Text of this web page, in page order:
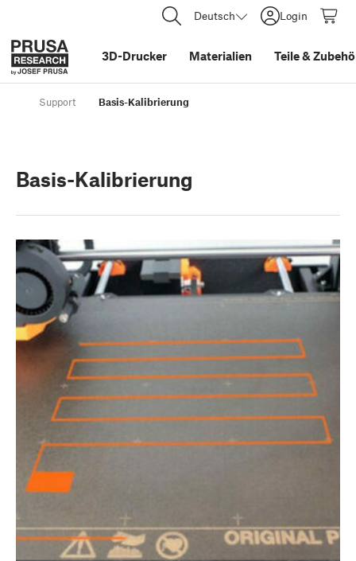
Deutsch Login
3D-Drucker Materialien Teile&
Support Basis-Kalibrierung
Basis-Kalibrierung